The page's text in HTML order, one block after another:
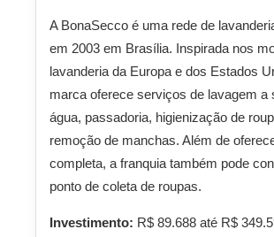
A BonaSecco é uma rede de
em 2003 em Brasília. Inspirada nos
lavanderia da Europa e dos Estados
marca oferece serviços de lavagem a
água, passadoria, higienização de
remoção de manchas. Além de
completa, a franquia também pode
ponto de coleta de roupas.
Investimento: R$ 89.688 até R$